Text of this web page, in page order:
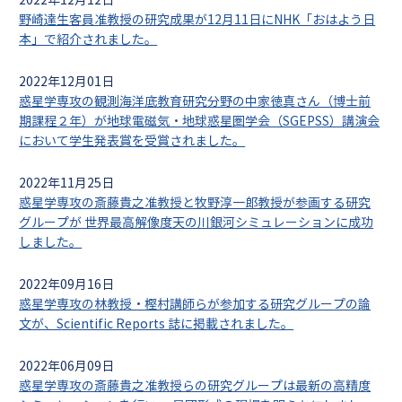
野崎達生客員准教授の研究成果が12月11日にNHK「おはよう日
本」で紹介されました。
2022年12月01日
惑星学専攻の観測海洋底教育研究分野の中家徳真さん（博士前
期課程２年）が地球電磁気・地球惑星圏学会（SGEPSS）講演会
において学生発表賞を受賞されました。
2022年11月25日
惑星学専攻の斎藤貴之准教授と牧野淳一郎教授が参画する研究
グループが 世界最高解像度天の川銀河シミュレーションに成功
しました。
2022年09月16日
惑星学専攻の林教授・樫村講師らが参加する研究グループの論
文が、Scientific Reports 誌に掲載されました。
2022年06月09日
惑星学専攻の斎藤貴之准教授らの研究グループは最新の高精度